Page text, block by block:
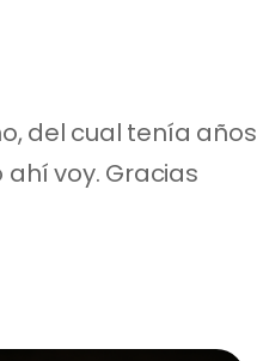
del cual tenía años
voy. Gracias